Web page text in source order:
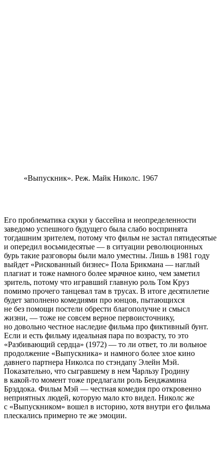
«Выпускник». Реж. Майк Николс. 1967
Его проблематика скуки у бассейна и неопределенности
заведомо успешного будущего была слабо воспринята
тогдашним зрителем, потому что фильм не застал пятидесятые
и опередил восьмидесятые — в ситуации революционных
бурь такие разговоры были мало уместны. Лишь в 1981 году
выйдет «Рискованный бизнес» Пола Брикмана — наглый
плагиат и тоже намного более мрачное кино, чем заметил
зритель, потому что игравший главную роль Том Круз
помимо прочего танцевал там в трусах. В итоге десятилетие
будет заполнено комедиями про юнцов, пытающихся
не без помощи постели обрести благополучие и смысл
жизни, — тоже не совсем верное первоисточнику,
но довольно честное наследие фильма про фиктивный бунт.
Если и есть фильму идеальная пара по возрасту, то это
«Разбивающий сердца» (1972) — то ли ответ, то ли вольное
продолжение «Выпускника» и намного более злое кино
давнего партнера Николса по стэндапу Элейн Мэй.
Показательно, что сыгравшему в нем Чарльзу Гродину
в какой-то момент тоже предлагали роль Бенджамина
Брэддока. Фильм Мэй — честная комедия про откровенно
неприятных людей, которую мало кто видел. Николс же
с «Выпускником» вошел в историю, хотя внутри его фильма
плескались примерно те же эмоции.